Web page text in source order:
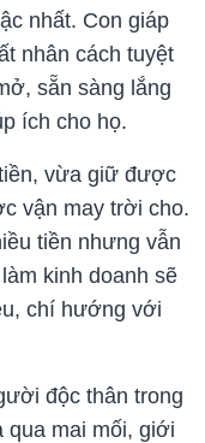
nhất. Con giáp
nhân cách tuyệt
sẵn sàng lắng
ích cho họ.
vừa giữ được
vận may trời cho.
tiền nhưng vẫn
kinh doanh sẽ
chí hướng với
độc thân trong
mai mối, giới